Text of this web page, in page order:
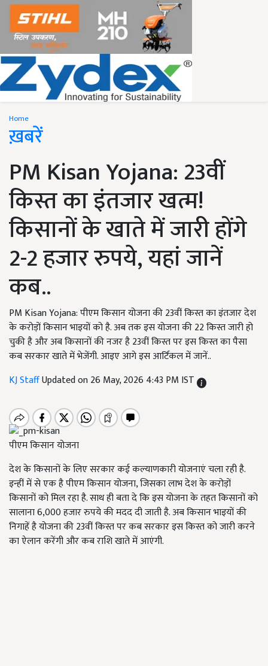
Home
ख़बरें
PM Kisan Yojana: 23वीं
किस्त का इंतजार खत्म!
किसानों के खाते में जारी होंगे
2-2 हजार रुपये, यहां जानें
कब..
PM Kisan Yojana: पीएम किसान योजना की 23वीं किस्त का इंतजार देश
के करोड़ों किसान भाइयों को है. अब तक इस योजना की 22 किस्त जारी हो
चुकी है और अब किसानों की नजर है 23वीं किस्त पर इस किस्त का पैसा
कब सरकार खाते में भेजेंगी. आइए आगे इस आर्टिकल में जानें..
KJ StaffUpdated on 26 May, 2026 4:43 PM IST
पीएम किसान योजना
देश के किसानों के लिए सरकार कई कल्याणकारी योजनाएं चला रही है.
इन्हीं में से एक है पीएम किसान योजना, जिसका लाभ देश के करोड़ों
किसानों को मिल रहा है. साथ ही बता दे कि इस योजना के तहत किसानों को
सालाना 6,000 हजार रुपये की मदद दी जाती है. अब किसान भाइयों की
निगाहें है योजना की 23वीं किस्त पर कब सरकार इस किस्त को जारी करने
का ऐलान करेंगी और कब राशि खाते में आएंगी.